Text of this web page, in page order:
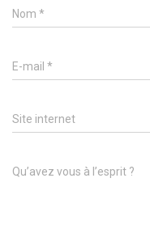
Nom *
E-mail *
Site internet
Qu’avez vous à l’esprit ?